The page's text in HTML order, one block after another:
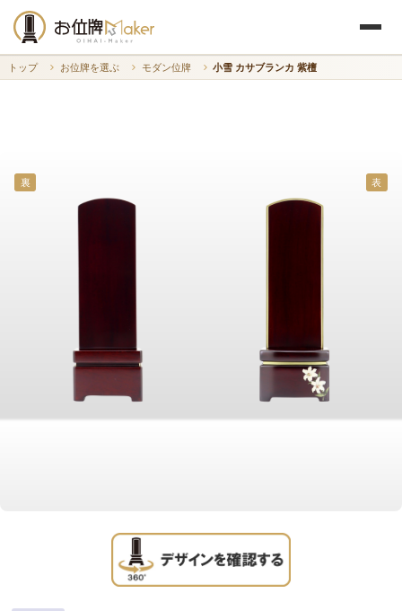
トップ お位牌を選ぶ モダン位牌 小雪 カサブランカ 紫檀
裏 表